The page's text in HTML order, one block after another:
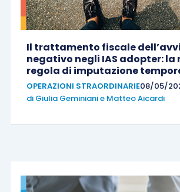
Il trattamento fiscale
negativo negli IAS adopter: la
regola di imputazione
OPERAZIONI STRAORDINARIE08/05/
di Giulia Geminianie Matteo Aicardi